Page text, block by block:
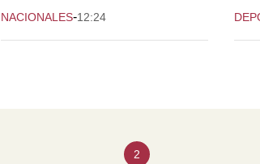
NACIONALES-12:24
2